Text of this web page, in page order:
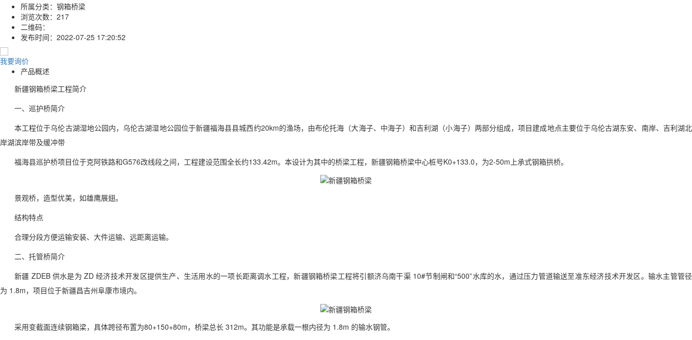
所属分类： 钢箱桥梁
浏览次数： 217
二维码：
发布时间： 2022-07-25 17:20:52
我要询价
产品概述
新疆钢箱桥梁工程简介
一、巡护桥简介
本工程位于乌伦古湖湿地公园内，乌伦古湖湿地公园位于新疆福海县县城西约20km的渔场，由布伦托海（大海子、中海子）和吉利湖（小海子）两部分组成，项目建成地点主要位于乌伦古湖东安、南岸、吉利湖北
岸湖滨岸带及缓冲带
福海县巡护桥项目位于克阿铁路和G576改线段之间，工程建设范围全长约133.42m。本设计为其中的桥梁工程， 新疆钢箱桥梁中心桩号K0+133.0，为2-50m上承式钢箱拱桥。
景观桥，造型优美，如雄鹰展翅。
结构特点
合理分段方便运输安装、大件运输、远距离运输。
二、托管桥简介
新疆 ZDEB 供水是为 ZD 经济技术开发区提供生产、生活用水的一项长距离调水工程，新疆钢箱桥梁工程将引额济乌南干渠 10#节制闸和“500”水库的水，通过压力管道输送至准东经济技术开发区。输水主管管径
为 1.8m，项目位于新疆昌吉州阜康市境内。
采用变截面连续钢箱梁，具体跨径布置为80+150+80m，桥梁总长 312m。其功能是承载一根内径为 1.8m 的输水钢管。